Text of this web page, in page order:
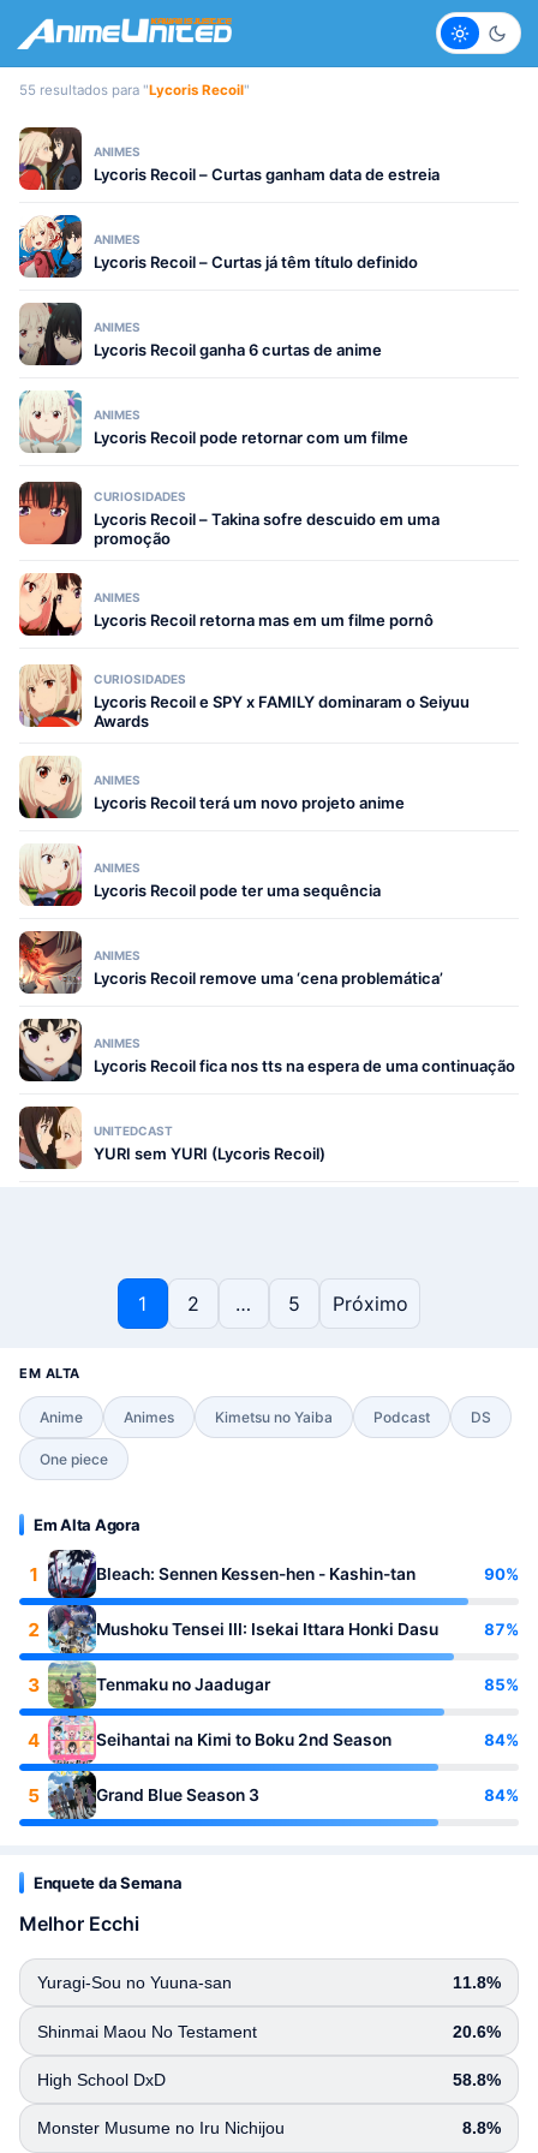
Claro
55 resultados para "Lycoris Recoil"
ANIMES
Lycoris Recoil – Curtas ganham data de estreia
ANIMES
Lycoris Recoil – Curtas já têm título definido
ANIMES
Lycoris Recoil ganha 6 curtas de anime
ANIMES
Lycoris Recoil pode retornar com um filme
CURIOSIDADES
Lycoris Recoil – Takina sofre descuido em uma
promoção
ANIMES
Lycoris Recoil retorna mas em um filme pornô
CURIOSIDADES
Lycoris Recoil e SPY x FAMILY dominaram o Seiyuu
Awards
ANIMES
Lycoris Recoil terá um novo projeto anime
ANIMES
Lycoris Recoil pode ter uma sequência
ANIMES
Lycoris Recoil remove uma ‘cena problemática’
ANIMES
Lycoris Recoil fica nos tts na espera de uma continuação
UNITEDCAST
YURI sem YURI (Lycoris Recoil)
1 2 … 5 Próximo
EM ALTA
Anime Animes Kimetsu no Yaiba Podcast DS
One piece
Em Alta Agora
1 Bleach: Sennen Kessen-hen - Kashin-tan 90%
2 Mushoku Tensei III: Isekai Ittara Honki Dasu 87%
3 Tenmaku no Jaadugar 85%
4 Seihantai na Kimi to Boku 2nd Season 84%
5 Grand Blue Season 3 84%
Enquete da Semana
Melhor Ecchi
Yuragi-Sou no Yuuna-san 11.8%
Shinmai Maou No Testament 20.6%
High School DxD 58.8%
Monster Musume no Iru Nichijou 8.8%